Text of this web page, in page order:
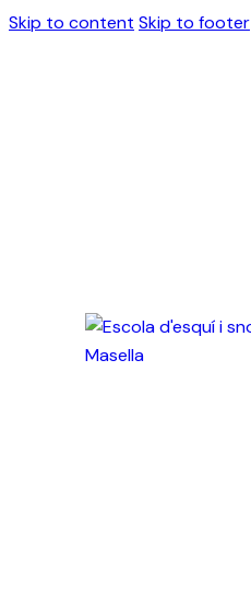
Skip to content Skip to footer